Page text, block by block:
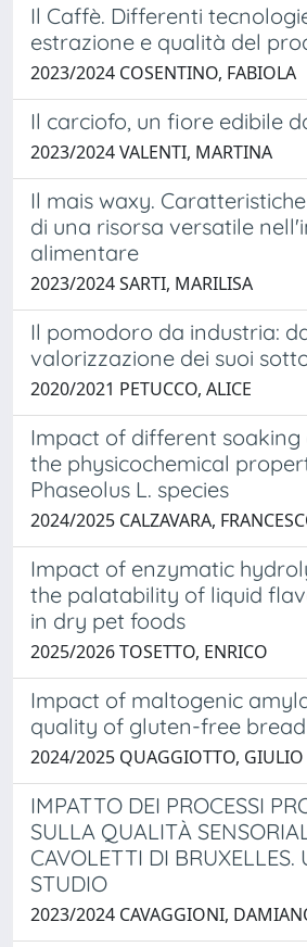
Il Caffè. Differenti
estrazione e qualità del
2023/2024 COSENTINO, FABIOLA
Il carciofo, un fiore edibile
2023/2024 VALENTI, MARTINA
Il mais waxy.
di una risorsa versatile
alimentare
2023/2024 SARTI, MARILISA
Il pomodoro da industria:
valorizzazione dei suoi
2020/2021 PETUCCO, ALICE
Impact of different soaking
the physicochemical
Phaseolus L. species
2024/2025 CALZAVARA,
Impact of enzymatic
the palatability of liquid
in dry pet foods
2025/2026 TOSETTO, ENRICO
Impact of maltogenic
quality of gluten-free bread
2024/2025 QUAGGIOTTO, GIULIO
IMPATTO DEI PROCESSI
SULLA QUALITÀ
CAVOLETTI DI BRUXELLES.
STUDIO
2023/2024 CAVAGGIONI,